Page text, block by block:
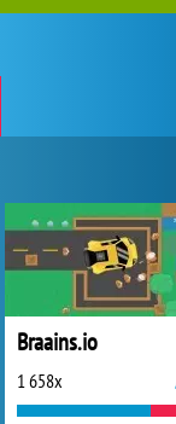
Braains.io
1 658x
Zoo 2: Animal